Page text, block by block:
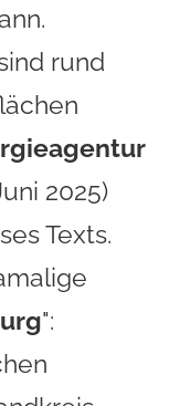
rund
2025)
Texts.
":